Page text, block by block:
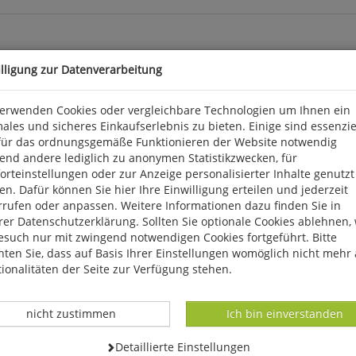
D 56291 Wiebelsheim, service@humanitas-versand.de
zur Datenverarbeitung
Cookies oder vergleichbare Technologien um Ihnen ein
und sicheres Einkaufserlebnis zu bieten. Einige sind
das ordnungsgemäße Funktionieren der Website notwendig
andere lediglich zu anonymen Statistikzwecken, für
oder zur Anzeige personalisierter Inhalte genutzt
Dafür können Sie hier Ihre Einwilligung erteilen und jederzeit
oder anpassen. Weitere Informationen dazu finden Sie in
Datenschutzerklärung. Sollten Sie optionale Cookies ablehnen,
nur mit zwingend notwendigen Cookies fortgeführt. Bitte
Sie, dass auf Basis Ihrer Einstellungen womöglich nicht mehr
der Seite zur Verfügung stehen.
Datenverarbeitung -
Ich bin einverstanden
Datenverarbeitung -
nicht zustimmen
Datenverarbeitung -
Detaillierte Einstellungen